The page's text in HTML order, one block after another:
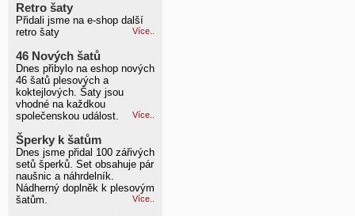
Retro šaty
Přidali jsme na e-shop další
retro šaty
Více..
46 Nových šatů
Dnes přibylo na eshop nových
46 šatů plesových a
koktejlových. Šaty jsou
vhodné na každkou
společenskou událost.
Více..
Šperky k šatům
Dnes jsme přidal 100 zářivých
setů šperků. Set obsahuje pár
naušnic a náhrdelník.
Nádherný doplněk k plesovým
šatům.
Více..